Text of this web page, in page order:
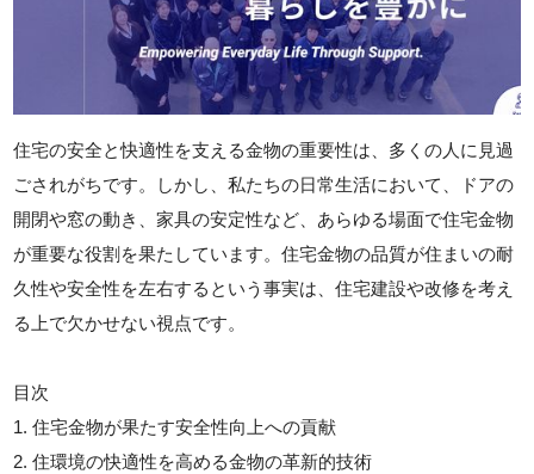
住宅の安全と快適性を支える金物の重要性は、多くの人に見過
ごされがちです。しかし、私たちの日常生活において、ドアの
開閉や窓の動き、家具の安定性など、あらゆる場面で住宅金物
が重要な役割を果たしています。住宅金物の品質が住まいの耐
久性や安全性を左右するという事実は、住宅建設や改修を考え
る上で欠かせない視点です。
目次
1. 住宅金物が果たす安全性向上への貢献
2. 住環境の快適性を高める金物の革新的技術